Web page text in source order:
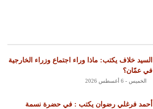
السيد خلاف يكتب: ماذا وراء اجتماع وزراء الخارجية
في عمّان؟
الخميس - 6 أغسطس 2026
أحمد فرغلي رضوان يكتب : في حضرة نسمة